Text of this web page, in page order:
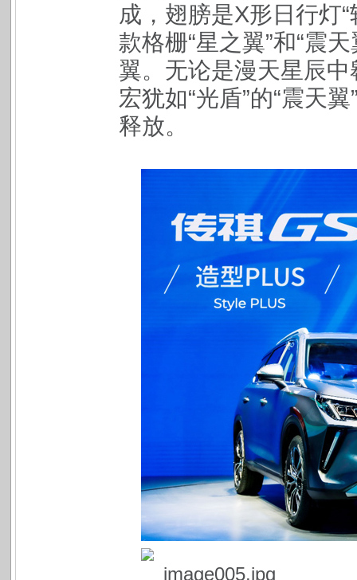
成，翅膀是X形日行灯
款格栅“星之翼”和“震
翼。无论是漫天星辰
宏犹如“光盾”的“震天
释放。